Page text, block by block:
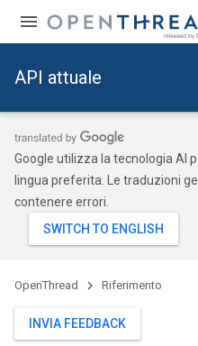
API attuale
Google utilizza la tecnologia AI
lingua preferita. Le traduzioni
contenere errori.
OpenThread Riferimento
INVIA FEEDBACK